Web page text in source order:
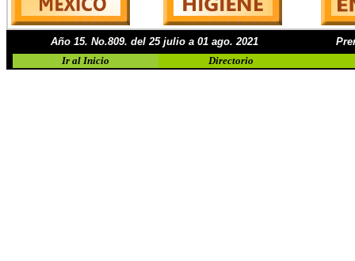
Año 15. No.809. del 25 julio a 01 ago. 2021
Ir al Inicio
Directorio